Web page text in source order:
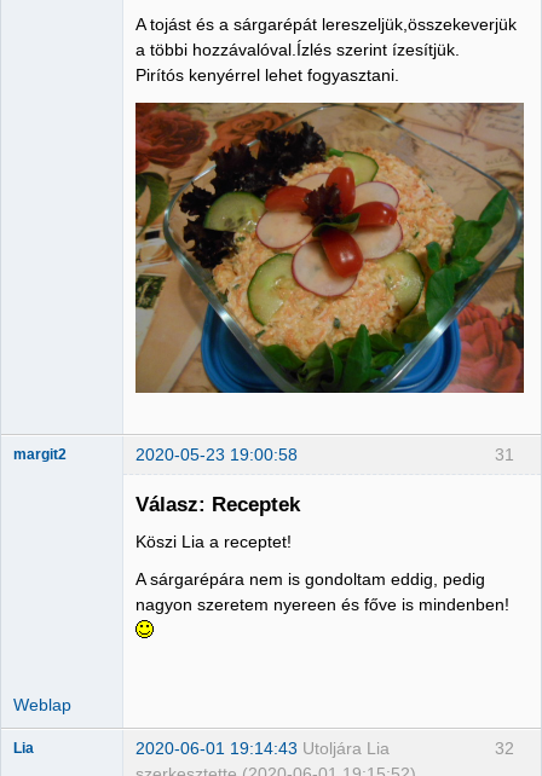
A tojást és a sárgarépát lereszeljük,összekeverjük
a többi hozzávalóval.Ízlés szerint ízesítjük.
Pirítós kenyérrel lehet fogyasztani.
31
margit2 2020-05-23 19:00:58
Válasz: Receptek
Köszi Lia a receptet!
A sárgarépára nem is gondoltam eddig, pedig
nagyon szeretem nyereen és főve is mindenben!
Weblap
32
Lia 2020-06-01 19:14:43 Utoljára Lia